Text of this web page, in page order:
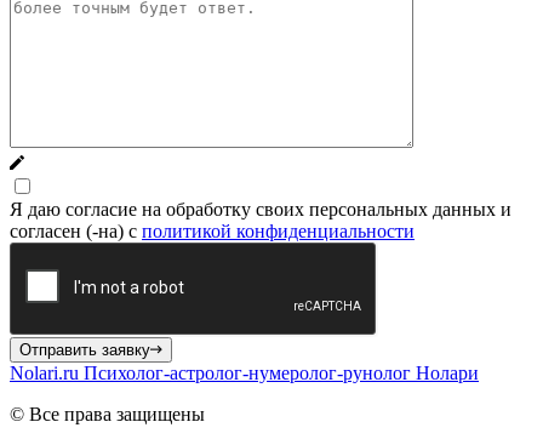
Я даю согласие на обработку своих персональных данных и
согласен (-на) с политикой конфиденциальности
Отправить заявку
Nolari.ru Психолог-астролог-нумеролог-рунолог Нолари
© Все права защищены